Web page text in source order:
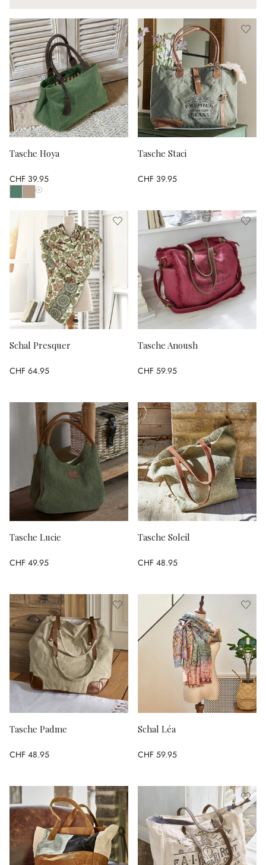
Tasche Hoya
CHF 39.95
Alle Farben anzeigen
Tasche Staci
CHF 39.95
Schal Presquer
CHF 64.95
Tasche Anoush
CHF 59.95
Tasche Lucie
CHF 49.95
Tasche Soleil
CHF 48.95
Tasche Padme
CHF 48.95
Schal Léa
CHF 59.95